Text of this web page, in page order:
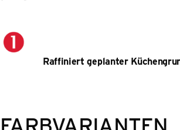
Raffiniert geplanter
FARBVARIANTEN